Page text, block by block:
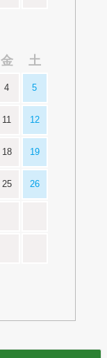
金 土
4 5
11 12
18 19
25 26